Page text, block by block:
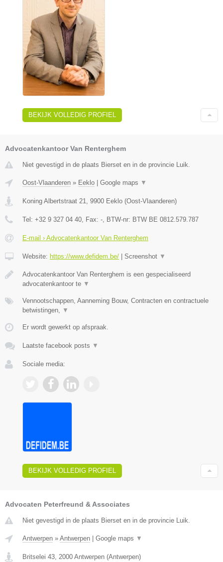
BEKIJK VOLLEDIG PROFIEL
Advocatenkantoor Van Renterghem
Niet gevestigd in de plaats Bierset en in de provincie Luik.
Oost-Vlaanderen » Eeklo Google maps ▼
Koning Albertstraat 21 9900 Eeklo (Oost-Vlaanderen)
Tel: +32 9 327 04 40 , Fax: - , BTW-nr: BTW BE 0812.579.787
E-mail › Advocatenkantoor Van Renterghem
Website: https://www.defidem.be/ Screenshot ▼
Advocatenkantoor Van Renterghem is een gespecialiseerd
advocatenkantoor te ▼
Vennootschappen, Aanneming Bouw, Contracten en contractuele
betwistingen,
▼
Er wordt gewerkt op afspraak.
Laatste facebook posts ▼
Sociale media:
BEKIJK VOLLEDIG PROFIEL
Advocaten Peterfreund & Associates
Niet gevestigd in de plaats Bierset en in de provincie Luik.
Antwerpen » Antwerpen Google maps ▼
Britselei 43 2000 Antwerpen (Antwerpen)